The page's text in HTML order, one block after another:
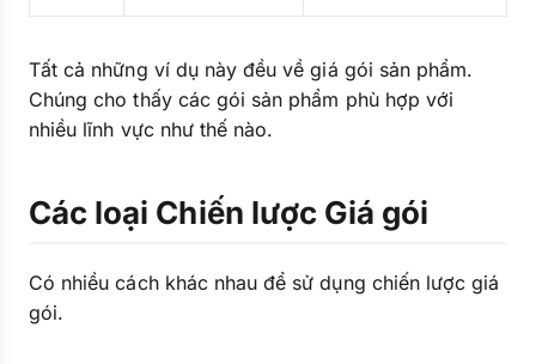
Tất cả những ví dụ này đều về giá gói sản phẩm.
Chúng cho thấy các gói sản phẩm phù hợp với
nhiều lĩnh vực như thế nào.
Các loại Chiến lược Giá gói
Có nhiều cách khác nhau để sử dụng chiến lược giá
gói.